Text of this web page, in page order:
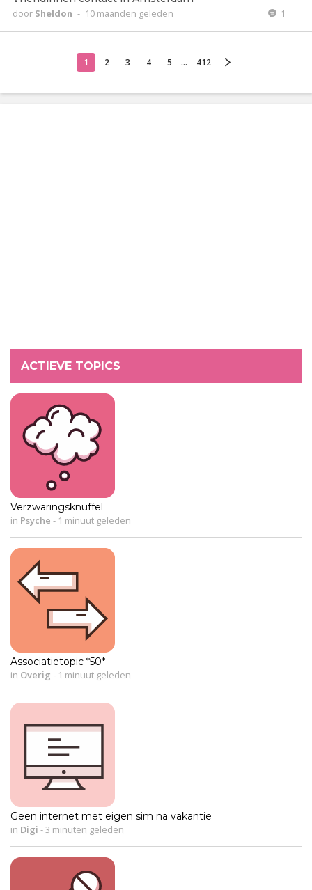
door Sheldon - 10 maanden geleden 1
1 2 3 4 5 ... 412
ACTIEVE TOPICS
Verzwaringsknuffel
in Psyche - 1 minuut geleden
Associatietopic *50*
in Overig - 1 minuut geleden
Geen internet met eigen sim na vakantie
in Digi - 3 minuten geleden